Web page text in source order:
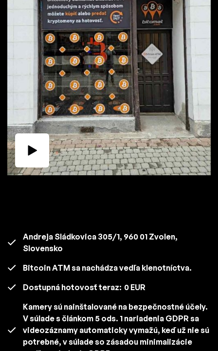
Andreja Sládkovica 305/1, 960 01 Zvolen,
Slovensko
Bitcoin ATM sa nachádza vedľa klenotníctva.
Dostupná hotovosť teraz: 0 EUR
Kamery sú nainštalované na bezpečnostné účely.
V súlade s článkom 5 ods. 1 nariadenia GDPR sa
videozáznamy automaticky vymažú, keď už nie sú
potrebné, v súlade so zásadou minimalizácie